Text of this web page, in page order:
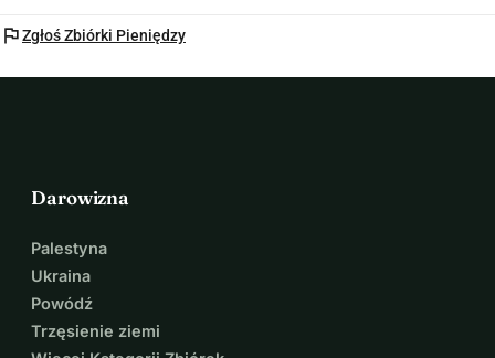
flagZgłoś Zbiórki Pieniędzy
Darowizna
Palestyna
Ukraina
Powódź
Trzęsienie ziemi